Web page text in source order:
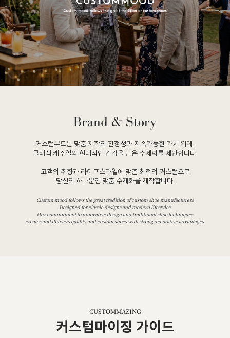
커스텀무드는 맞춤 제작의 진정성과 지속가능한 가치 위에,
클래식 캐주얼의 현대적인 감각을 담은 수제화를 제안합니다.
고객의 취향과 라이프스타일에 맞춘 최적의 커스텀으로
당신의 하나뿐인 맞춤 수제화를 제작합니다.
Custom mood follows the great tradition of custom shoe manufacturers
Designed for classic designs and modern lifestyles.
Our commitment to innovative design and traditional shoe techniques
creates and delivers quality and custom shoes with strong decorative advantages.
CUSTOMMAZING
커스텀마이징 가이드